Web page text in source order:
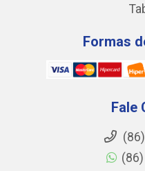
Formas
Fale